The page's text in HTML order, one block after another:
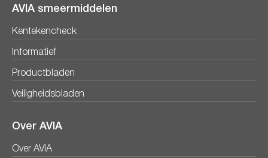
AVIA smeermiddelen
Kentekencheck
Informatief
Productbladen
Veiligheidsbladen
Over AVIA
Over AVIA